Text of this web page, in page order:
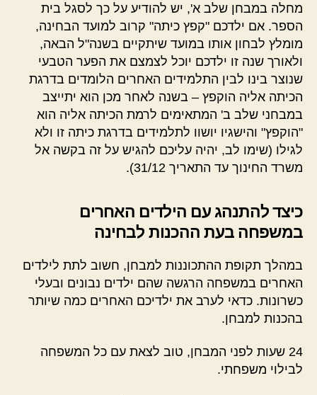
מחלה במבחן שלב א', יש להודיע על כך לסגל בית
הספר. אם ילדכם "קפץ כיתה" קרוב למועד הבחינה,
מומלץ לבחון אותו במועד שיתקיים בשנה"ל הבאה,
ולאורך שנה זו ילדכם יוכל לצמצם את הפער הטבעי
שנוצר בינו לבין התלמידים האחרים הלומדים בדרגת
הכיתה אליה הוקפץ – בשנה לאחר מכן הוא יתייצב
במבחני שלב ב' המתאימים לרמת הכיתה אליה הוא
"הוקפץ" והישגיו יושוו לתלמידים בדרגת כיתה זו ולא
לגילו (שימו לב, יהיה עליכם להגיש על זה בקשה אל
משרד החינוך עד התאריך 31/12).
כיצד להתנהג עם הילדים האחרים
במשפחה בעת ההכנות לבחינה
במהלך תקופת ההתכוננות למבחן, חשוב לתת לילדים
האחרים במשפחה הרגשה שהם ילדים נבונים ובעלי
כשרונות. כדאי לערב את ילדיכם האחרים כמה שיותר
בהכנות למבחן.
24 שעות לפני המבחן, טוב לצאת עם כל המשפחה
לבילוי משפחתי.